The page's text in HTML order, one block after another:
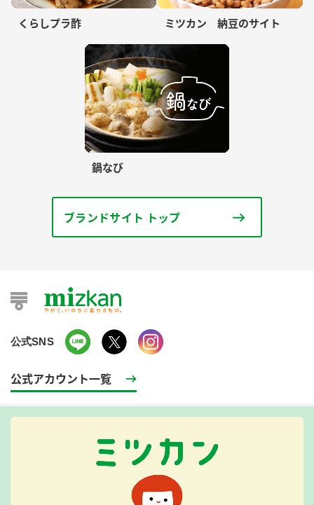
くらしプラ酢 ミツカン 納豆のサイト
鍋なび
ブランドサイト トップ
公式SNS
公式アカウント一覧